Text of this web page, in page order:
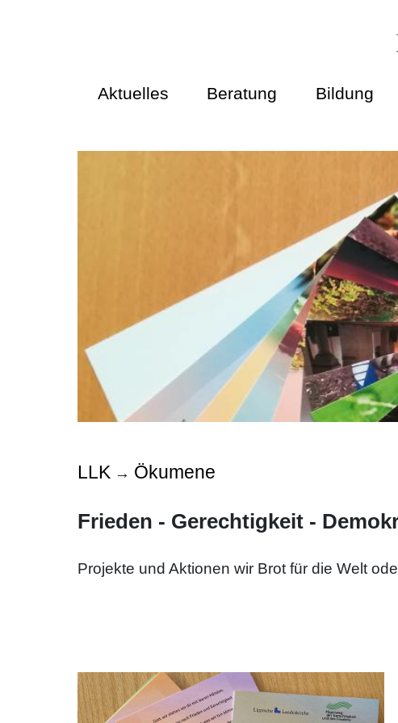
Aktuelles Beratung Bildung
LLK→ Ökumene
Frieden - Gerechtigkeit -
Projekte und Aktionen wir Brot für die Welt